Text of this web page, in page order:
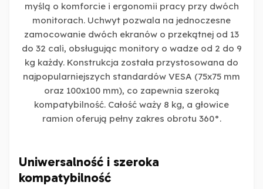
myślą o komforcie i ergonomii pracy przy dwóch
monitorach. Uchwyt pozwala na jednoczesne
zamocowanie dwóch ekranów o przekątnej od 13
do 32 cali, obsługując monitory o wadze od 2 do 9
kg każdy. Konstrukcja została przystosowana do
najpopularniejszych standardów VESA (75x75 mm
oraz 100x100 mm), co zapewnia szeroką
kompatybilność. Całość waży 8 kg, a głowice
ramion oferują pełny zakres obrotu 360°.
Uniwersalność i szeroka
kompatybilność